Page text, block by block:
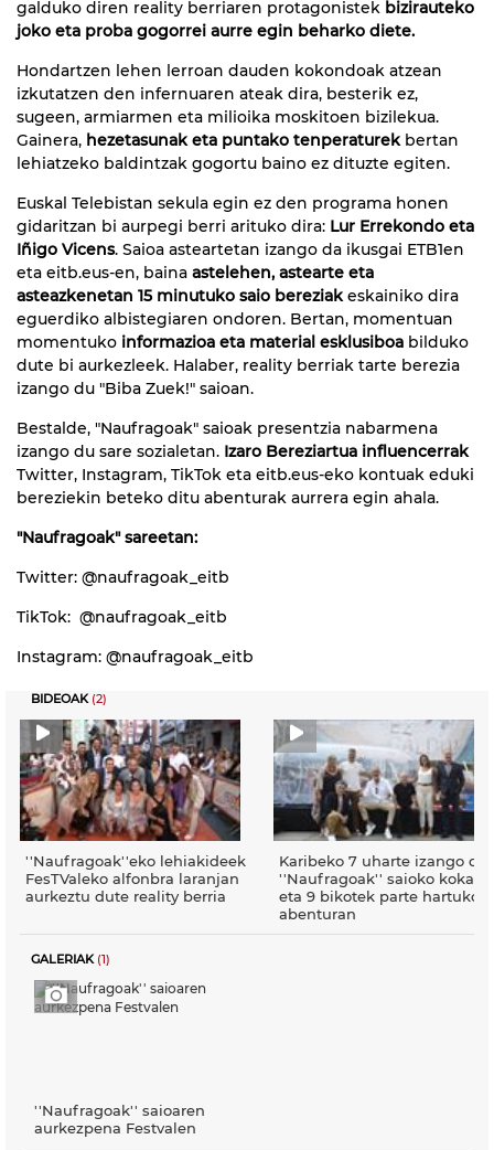
galduko diren reality berriaren protagonistek bizirauteko
joko eta proba gogorrei aurre egin beharko diete.
Hondartzen lehen lerroan dauden kokondoak atzean
izkutatzen den infernuaren ateak dira, besterik ez,
sugeen, armiarmen eta milioika moskitoen bizilekua.
Gainera, hezetasunak eta puntako tenperaturek bertan
lehiatzeko baldintzak gogortu baino ez dituzte egiten.
Euskal Telebistan sekula egin ez den programa honen
gidaritzan bi aurpegi berri arituko dira: Lur Errekondo eta
Iñigo Vicens. Saioa asteartetan izango da ikusgai ETB1en
eta eitb.eus-en, baina astelehen, astearte eta
asteazkenetan 15 minutuko saio bereziak eskainiko dira
eguerdiko albistegiaren ondoren. Bertan, momentuan
momentuko informazioa eta material esklusiboa bilduko
dute bi aurkezleek. Halaber, reality berriak tarte berezia
izango du "Biba Zuek!" saioan.
Bestalde, "Naufragoak" saioak presentzia nabarmena
izango du sare sozialetan. Izaro Bereziartua influencerrak
Twitter, Instagram, TikTok eta eitb.eus-eko kontuak eduki
bereziekin beteko ditu abenturak aurrera egin ahala.
"Naufragoak" sareetan:
Twitter: @naufragoak_eitb
TikTok: @naufragoak_eitb
Instagram: @naufragoak_eitb
BIDEOAK (2)
''Naufragoak''eko lehiakideek
FesTValeko alfonbra laranjan
aurkeztu dute reality berria
Karibeko 7 uharte izango
''Naufragoak'' saioko
eta 9 bikotek parte hartuko
abenturan
GALERIAK (1)
''Naufragoak'' saioaren
aurkezpena Festvalen